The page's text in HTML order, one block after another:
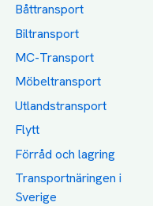
Båttransport
Biltransport
MC-Transport
Möbeltransport
Utlandstransport
Flytt
Förråd och lagring
Transportnäringen i
Sverige